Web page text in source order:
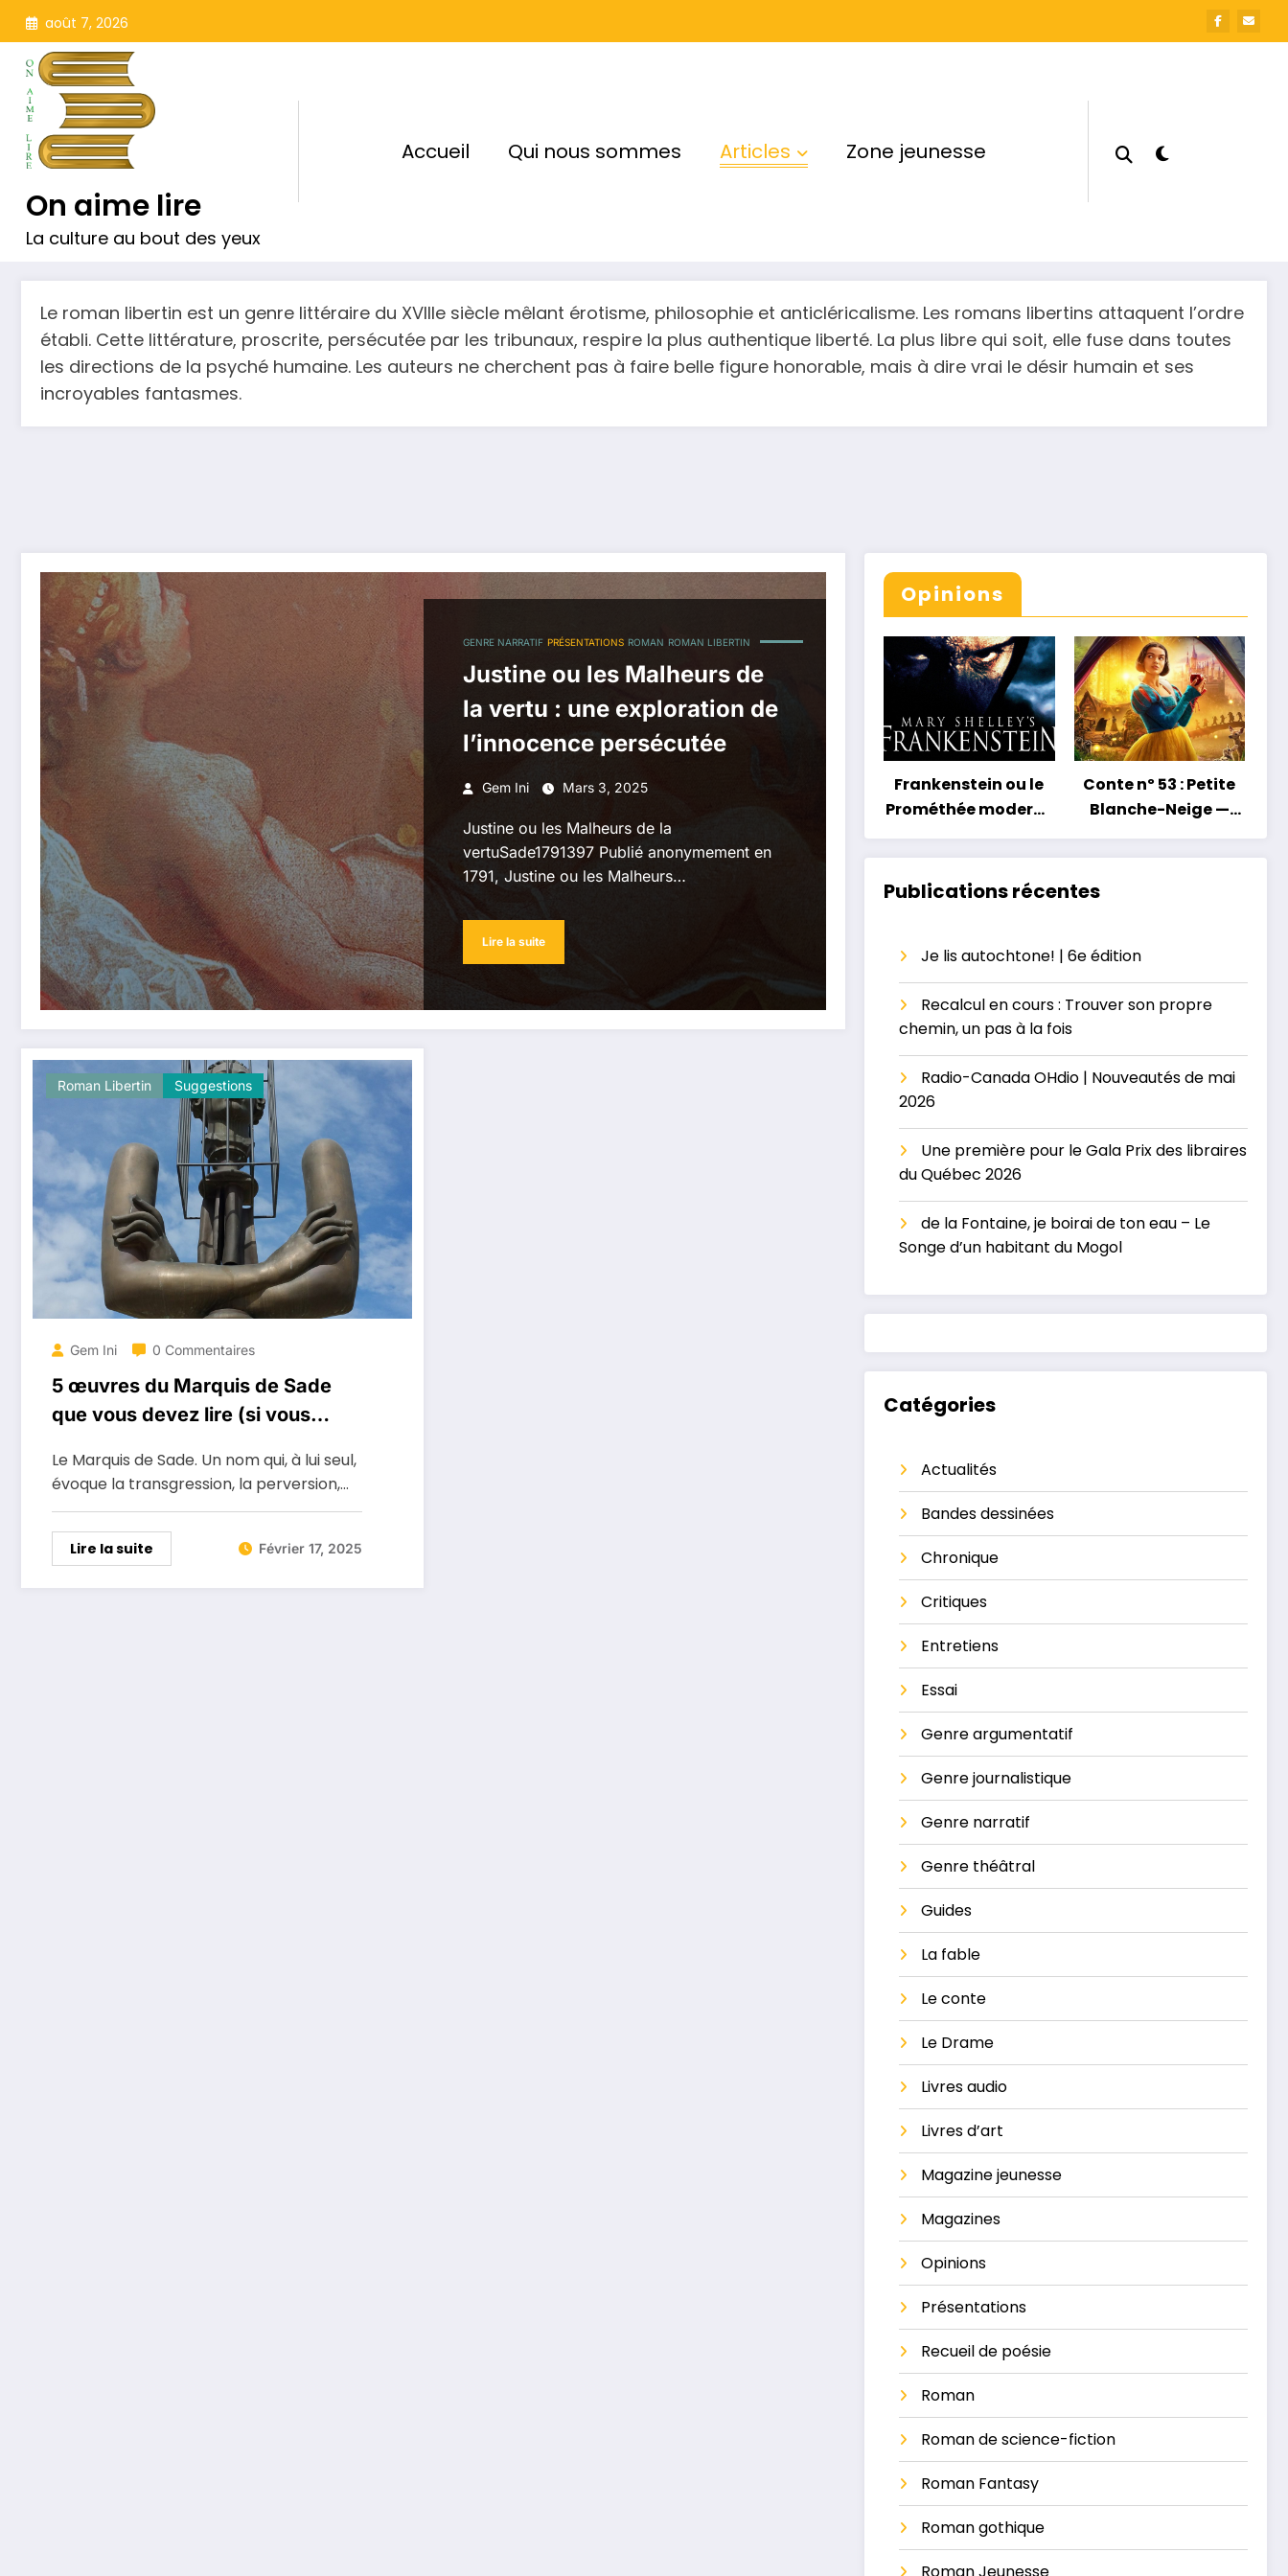
Aller
contenu
août 7, 2026
On aime lire
La culture au bout des yeux
Accueil Qui nous sommes Articles Zone jeunesse
Le roman libertin est un genre littéraire du XVIIIe siècle mêlant érotisme, philosophie et anticléricalisme. Les romans libertins attaquent l’ordre
établi. Cette littérature, proscrite, persécutée par les tribunaux, respire la plus authentique liberté. La plus libre qui soit, elle fuse dans toutes
les directions de la psyché humaine. Les auteurs ne cherchent pas à faire belle figure honorable, mais à dire vrai le désir humain et ses
incroyables fantasmes.
GENRE NARRATIF PRÉSENTATIONS ROMAN ROMAN LIBERTIN
Justine ou les Malheurs de
la vertu : une exploration de
l’innocence persécutée
Gem Ini Mars 3, 2025
Justine ou les Malheurs de la
vertuSade1791397 Publié anonymement en
1791, Justine ou les Malheurs…
Lire la suite
Roman Libertin Suggestions
Gem Ini 0 Commentaires
5 œuvres du Marquis de Sade
que vous devez lire (si vous
Le Marquis de Sade. Un nom qui, à lui seul,
évoque la transgression, la perversion,…
Lire la suite Février 17, 2025
Opinions
Frankenstein ou le
Prométhée moderne
— La grossesse au
masculin ou le
paradis perdu
Conte nº 53 : Petite
Blanche-Neige —
Petit conte, grand
héritage
Publications récentes
Je lis autochtone! | 6e édition
Recalcul en cours : Trouver son propre
chemin, un pas à la fois
Radio-Canada OHdio | Nouveautés de mai
2026
Une première pour le Gala Prix des libraires
du Québec 2026
de la Fontaine, je boirai de ton eau – Le
Songe d’un habitant du Mogol
Catégories
Actualités
Bandes dessinées
Chronique
Critiques
Entretiens
Essai
Genre argumentatif
Genre journalistique
Genre narratif
Genre théâtral
Guides
La ​fable
Le conte
Le Drame
Livres audio
Livres d’art
Magazine jeunesse
Magazines
Opinions
Présentations
Recueil de poésie
Roman
Roman de science-fiction
Roman Fantasy
Roman gothique
Roman Jeunesse